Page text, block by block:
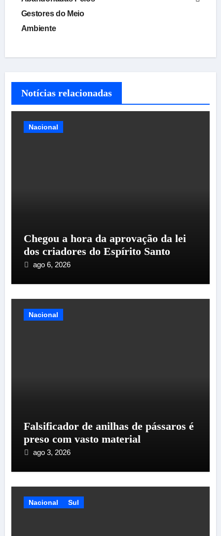
Post
Gestores do Meio
Ambiente
Notícias relacionadas
Nacional
Chegou a hora da aprovação da lei
dos criadores do Espírito Santo
ago 6, 2026
Nacional
Falsificador de anilhas de pássaros é
preso com vasto material
ago 3, 2026
Nacional Sul